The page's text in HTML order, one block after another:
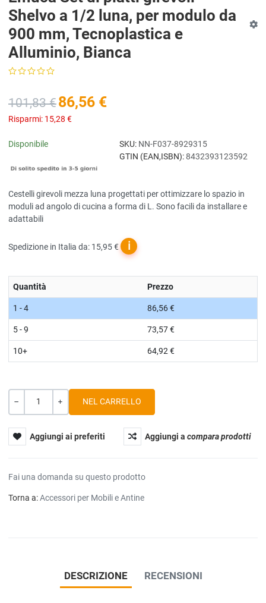
Shelvo a 1/2 luna, per modulo da
900 mm, Tecnoplastica e
Alluminio, Bianca
101,83 €86,56 €
Risparmi: 15,28 €
Disponibile SKU: NN-F037-8929315
GTIN (EAN,ISBN): 8432393123592
Cestelli girevoli mezza luna progettati per ottimizzare lo spazio in
moduli ad angolo di cucina a forma di L. Sono facili da installare e
adattabili
Spedizione in Italia da: 15,95 € ℹ
Quantità Prezzo
1 - 4 86,56 €
5 - 9 73,57 €
10+ 64,92 €
Quantità
Aggiungi ai preferiti Aggiungi acompara prodotti
Fai una domanda su questo prodotto
Torna a:Accessori per Mobili e Antine
DESCRIZIONE RECENSIONI